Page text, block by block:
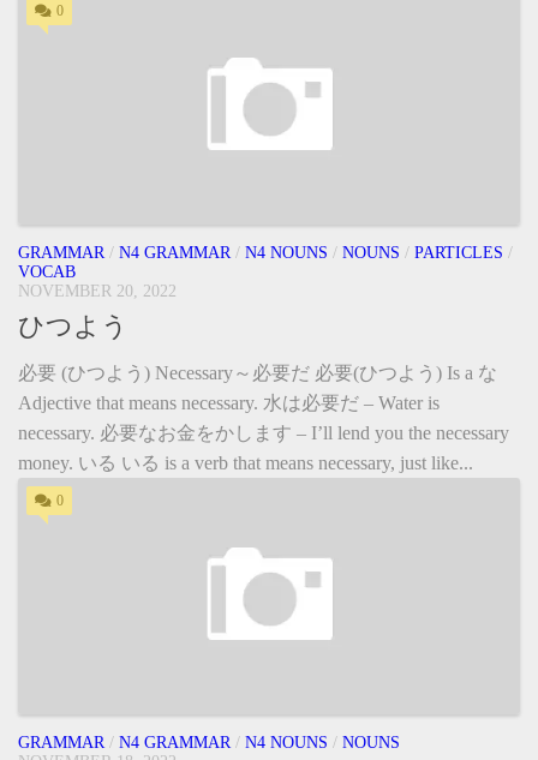
0
GRAMMAR / N4 GRAMMAR / N4 NOUNS / NOUNS / PARTICLES /
VOCAB
NOVEMBER 20, 2022
ひつよう
必要 (ひつよう) Necessary～必要だ 必要(ひつよう) Is a な
Adjective that means necessary. 水は必要だ – Water is
necessary. 必要なお金をかします – I’ll lend you the necessary
money. いる いる is a verb that means necessary, just like...
0
GRAMMAR / N4 GRAMMAR / N4 NOUNS / NOUNS